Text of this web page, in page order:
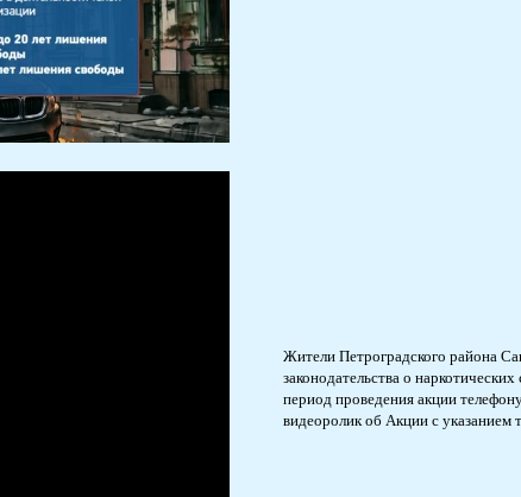
Жители Петроградского района
законодательства о
период проведения акции
видеоролик об Акции с указанием